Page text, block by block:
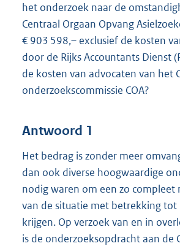
het onderzoek naar de
Centraal Orgaan Opvang
€ 903 598,– exclusief de kosten
door de Rijks Accountants Dienst
de kosten van advocaten van het
onderzoekscommissie COA?
Antwoord 1
Het bedrag is zonder meer
dan ook diverse hoogwaardige
nodig waren om een zo compleet
van de situatie met betrekking tot
krijgen. Op verzoek van en in
is de onderzoeksopdracht aan de